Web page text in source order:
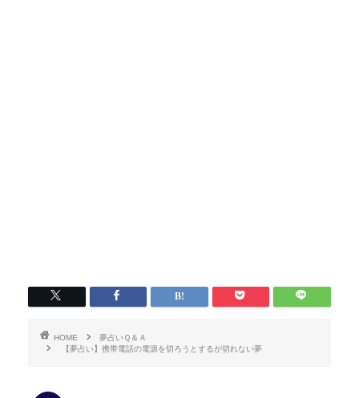
HOME
夢占いＱ＆Ａ
【夢占い】携帯電話の電源を切ろうとするが切れない夢